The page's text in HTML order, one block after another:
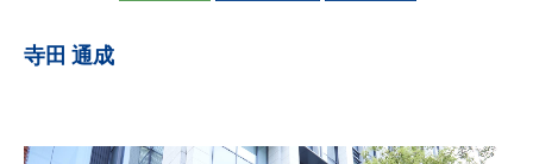
寺田 通成